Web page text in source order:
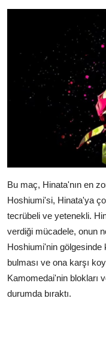
Bu maç, Hinata'nın en
Hoshiumi'si, Hinata'ya
tecrübeli ve yetenekli.
verdiği mücadele, onun
Hoshiumi'nin
bulması ve ona karşı
Kamomedai'nin blokları
durumda bıraktı.